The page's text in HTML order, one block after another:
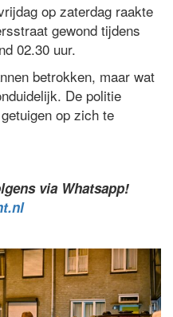
op zaterdag raakte
gewond tijdens
02.30 uur.
betrokken, maar wat
De politie
op zich te
via Whatsapp!